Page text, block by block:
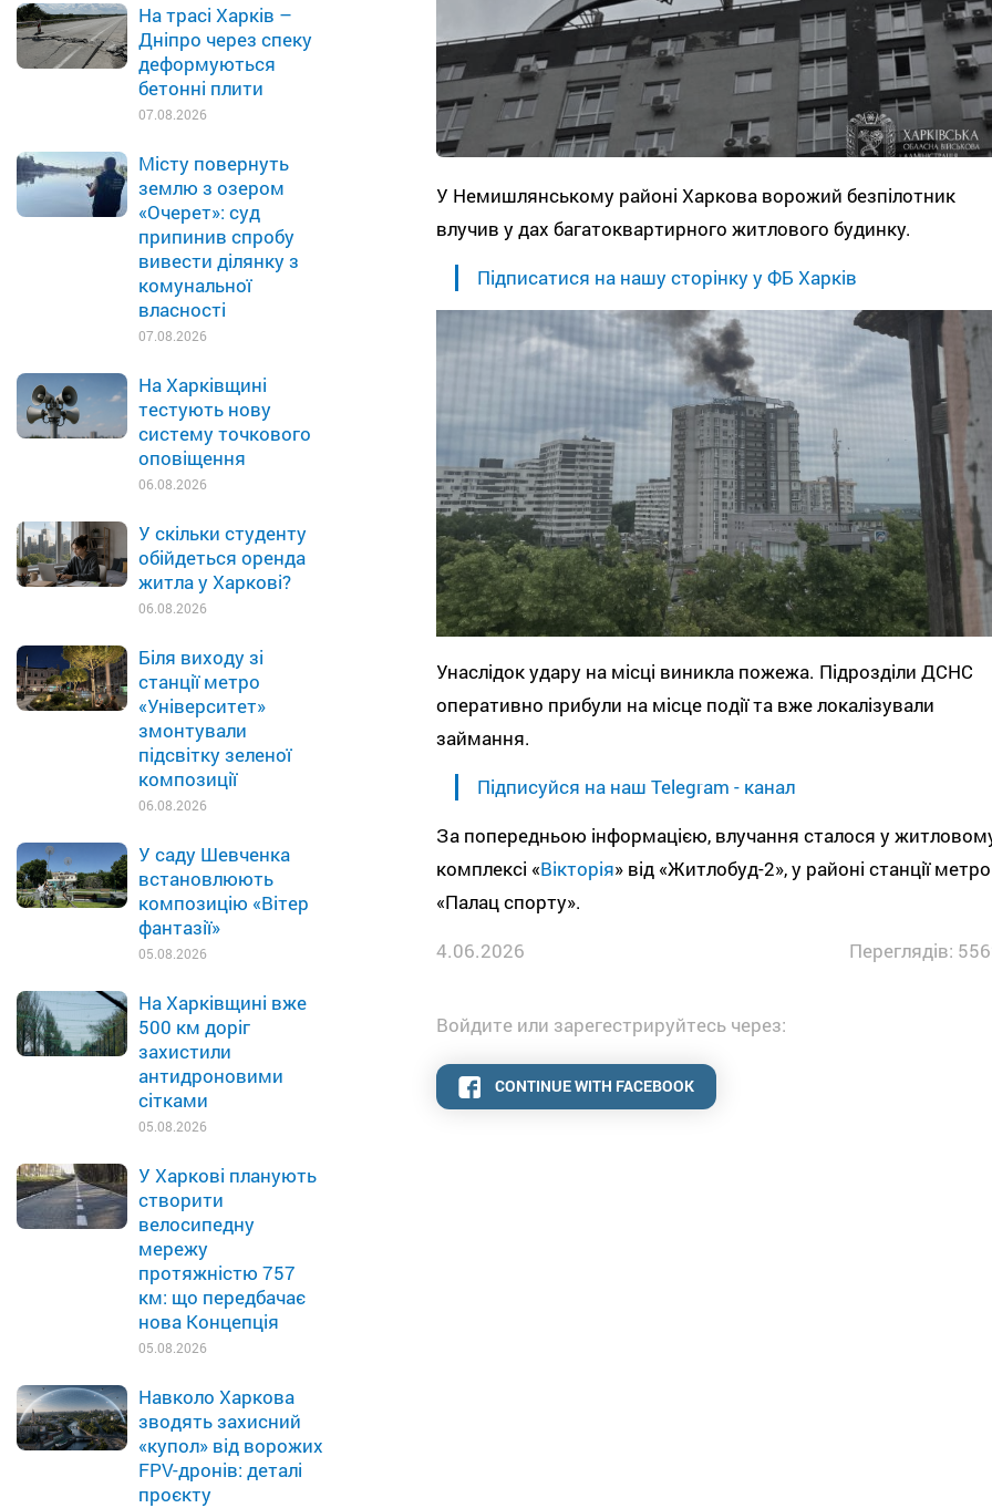
На трасі Харків –
Дніпро через спеку
деформуються
бетонні плити
07.08.2026
Місту повернуть
землю з озером
«Очерет»: суд
припинив спробу
вивести ділянку з
комунальної
власності
07.08.2026
На Харківщині
тестують нову
систему точкового
оповіщення
06.08.2026
У скільки студенту
обійдеться оренда
житла у Харкові?
06.08.2026
Біля виходу зі
станції метро
«Університет»
змонтували
підсвітку зеленої
композиції
06.08.2026
У саду Шевченка
встановлюють
композицію «Вітер
фантазії»
05.08.2026
На Харківщині вже
500 км доріг
захистили
антидроновими
сітками
05.08.2026
У Харкові планують
створити
велосипедну
мережу
протяжністю 757
км: що передбачає
нова Концепція
05.08.2026
Навколо Харкова
зводять захисний
«купол» від ворожих
FPV-дронів: деталі
проєкту
У Немишлянському районі Харкова ворожий безпілотник
влучив у дах багатоквартирного житлового будинку.
Підписатися на нашу сторінку у ФБ Харків
Унаслідок удару на місці виникла пожежа. Підрозділи ДСНС
оперативно прибули на місце події та вже локалізували
займання.
Підписуйся на наш Telegram - канал
За попередньою інформацією, влучання сталося у
комплексі «Вікторія» від «Житлобуд-2», у районі станції метро
«Палац спорту».
4.06.2026
Переглядів:
Войдите или зарегестрируйтесь через:
CONTINUE WITH FACEBOOK